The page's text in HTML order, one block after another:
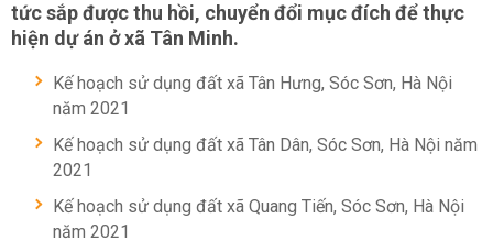
tức sắp được thu hồi, chuyển đổi mục đích để thực
hiện dự án ở xã Tân Minh.
Kế hoạch sử dụng đất xã Tân Hưng, Sóc Sơn, Hà Nội
năm 2021
Kế hoạch sử dụng đất xã Tân Dân, Sóc Sơn, Hà Nội năm
2021
Kế hoạch sử dụng đất xã Quang Tiến, Sóc Sơn, Hà Nội
năm 2021